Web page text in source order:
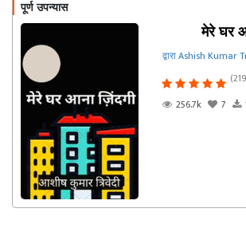
पूर्ण उपन्यास
मेरे घर
द्वारा Ashish Kumar
256.7k
7